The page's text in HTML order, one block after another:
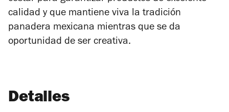
calidad y que mantiene viva la tradición
panadera mexicana mientras que se da
oportunidad de ser creativa.
Detalles